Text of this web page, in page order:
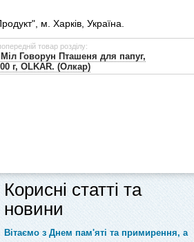
м. Харків, Україна.
товар розділу:
Говорун Пташеня для папуг,
г, OLKAR. (Олкар)
Корисні статті та
новини
Вітаємо з Днем пам'яті та примирення, а